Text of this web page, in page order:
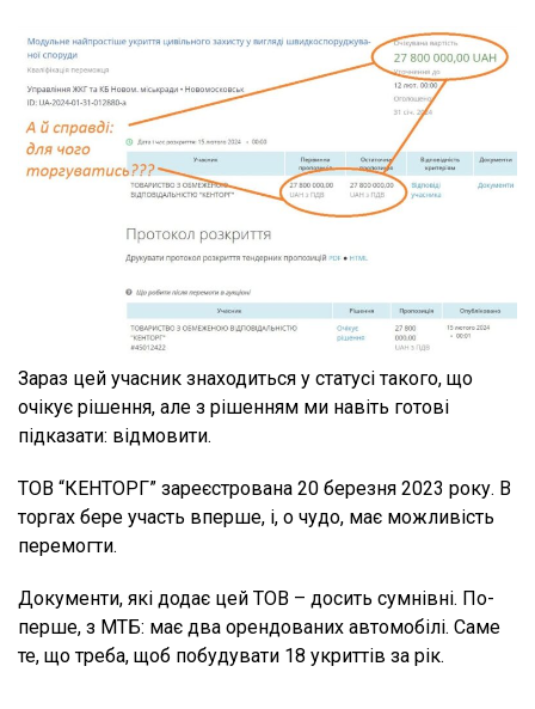
Зараз цей учасник знаходиться у статусі такого, що
очікує рішення, але з рішенням ми навіть готові
підказати: відмовити.
ТОВ “КЕНТОРГ” зареєстрована 20 березня 2023 року. В
торгах бере участь вперше, і, о чудо, має можливість
перемогти.
Документи, які додає цей ТОВ – досить сумнівні. По-
перше, з МТБ: має два орендованих автомобілі. Саме
те, що треба, щоб побудувати 18 укриттів за рік.